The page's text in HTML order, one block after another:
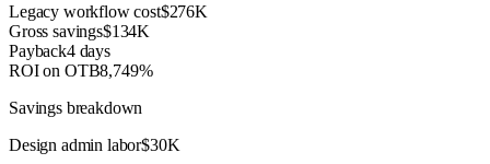
Legacy workflow cost$276K
Gross savings$134K
Payback4 days
ROI on OTB8,749%
Savings breakdown
Design admin labor$30K